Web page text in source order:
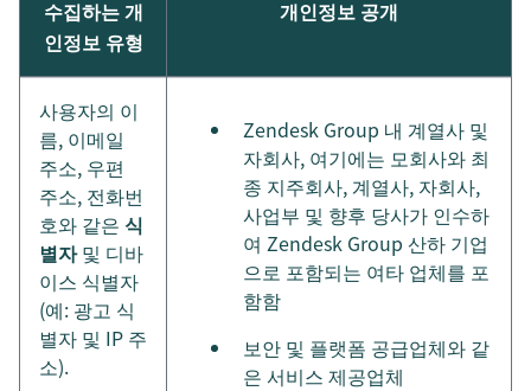
수집하는 개
인정보 유형
개인정보 공개
사용자의 이
름, 이메일
주소, 우편
주소, 전화번
호와 같은 식
별자및 디바
이스 식별자
(예: 광고 식
별자 및 IP 주
소).
Zendesk Group 내 계열사 및
자회사, 여기에는 모회사와 최
종 지주회사, 계열사, 자회사,
사업부 및 향후 당사가 인수하
여 Zendesk Group 산하 기업
으로 포함되는 여타 업체를 포
함함
보안 및 플랫폼 공급업체와 같
은 서비스 제공업체